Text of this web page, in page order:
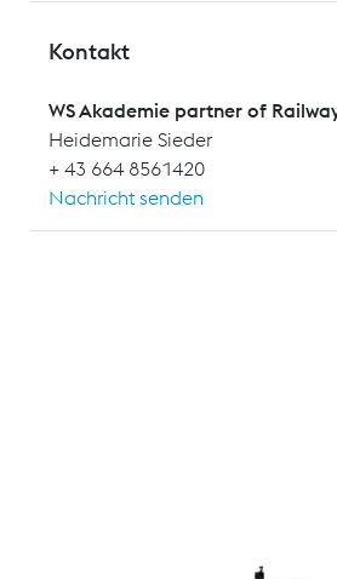
Kontakt
WS Akademie partner of
Heidemarie Sieder
+ 43 664 8561420
Nachricht senden
Das Seminar vermittelt gängige